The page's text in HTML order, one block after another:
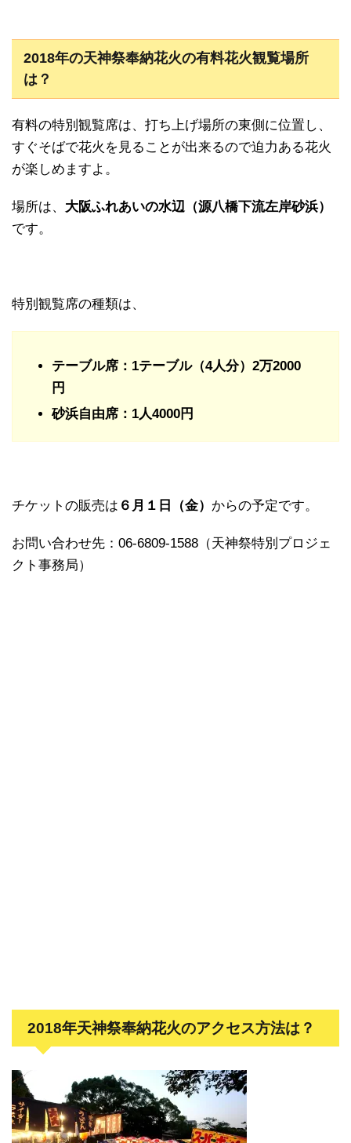
2018年の天神祭奉納花火の有料花火観覧場所
は？
有料の特別観覧席は、打ち上げ場所の東側に位置し、
すぐそばで花火を見ることが出来るので迫力ある花火
が楽しめますよ。
場所は、 大阪ふれあいの水辺（源八橋下流左岸砂浜）
です。
特別観覧席の種類は、
テーブル席：1テーブル（4人分）2万2000
円
砂浜自由席：1人4000円
チケットの販売は ６月１日（金） からの予定です。
お問い合わせ先：06-6809-1588（天神祭特別プロジェ
クト事務局）
2018年天神祭奉納花火のアクセス方法は？